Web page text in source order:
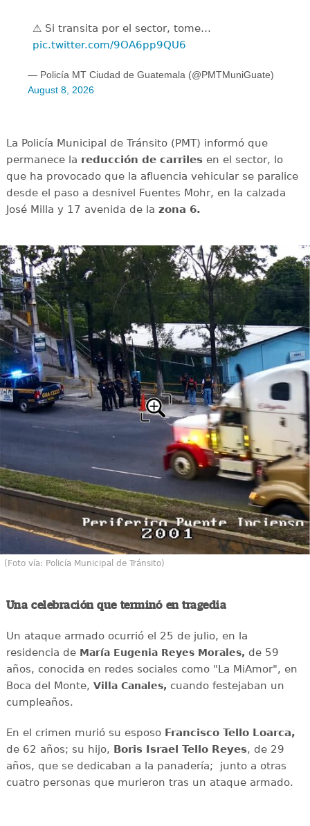
⚠️ Si transita por el sector, tome…
pic.twitter.com/9OA6pp9QU6
— Policía MT Ciudad de Guatemala (@PMTMuniGuate)
August 8, 2026
La Policía Municipal de Tránsito (PMT) informó que
permanece la reducción de carrilesen el sector, lo
que ha provocado que la afluencia vehicular se paralice
desde el paso a desnivel Fuentes Mohr, en la calzada
José Milla y 17 avenida de la zona 6.
(Foto vía: Policía Municipal de Tránsito)
Una celebración que terminó en tragedia
Un ataque armado ocurrió el 25 de julio, en la
residencia de María Eugenia Reyes Morales, de 59
años, conocida en redes sociales como "La MiAmor", en
Boca del Monte, Villa Canales, cuando festejaban un
cumpleaños.
En el crimen murió su esposoFrancisco Tello Loarca,
de 62 años; su hijo, Boris Israel Tello Reyes, de 29
años, que se dedicaban a la panadería; junto a otras
cuatro personas que murieron tras un ataque armado.